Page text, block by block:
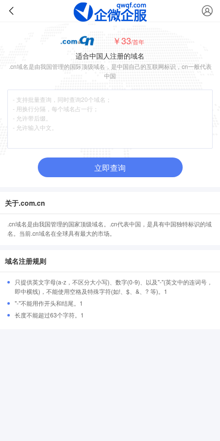
￥33/首年
适合中国人注册的域名
.cn域名是由我国管理的国际顶级域名，是中国自己的互联网标识，cn一般代表
中国
立即查询
关于.com.cn
.cn域名是由我国管理的国家顶级域名。.cn代表中国，是具有中国独特标识的域
名。当前.cn域名在全球具有最大的市场。
域名注册规则
只提供英文字母(a-z，不区分大小写)、数字(0-9)、以及"-"(英文中的连词号，
即中横线)，不能使用空格及特殊字符(如!、$、&、? 等)。1
"-"不能用作开头和结尾。1
长度不能超过63个字符。1